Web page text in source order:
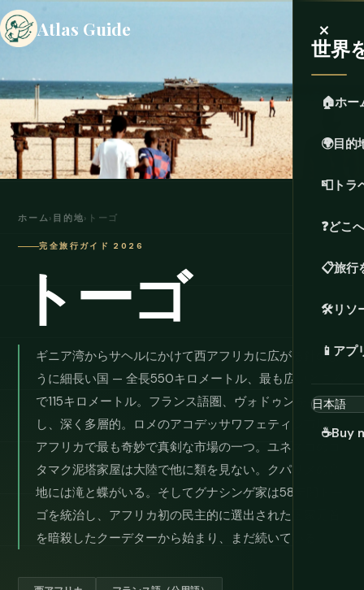
Atlas Guide ×
世界
🏠ホー
🌍目的
📮 トラ
❓どこ
📋旅行
🛠️リソ
📱 アプ
☕Buy
ホーム› 目的地› トーゴ
完全旅行ガイド 2026
トーゴ
ギニア湾からサヘルにかけて西アフリカに広がる針のよ
うに細長い国 — 全長550キロメートル、最も広いところ
で115キロメートル。フランス語圏、ヴォドゥンを実践
し、深く多層的。ロメのアコデッサワフェティシ市場は
アフリカで最も奇妙で真剣な市場の一つ。ユネスコのコ
タマク泥塔家屋は大陸で他に類を見ない。クパリメの高
地には滝と蝶がいる。そしてグナシンゲ家は58年間トー
ゴを統治し、アフリカ初の民主的に選出された国家元首
を暗殺したクーデターから始まり、まだ続いている。